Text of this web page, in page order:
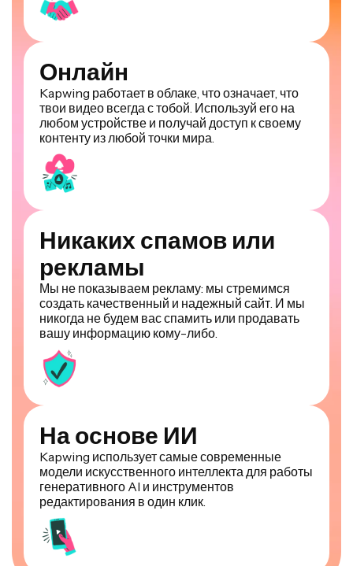
Онлайн
Kapwing работает в облаке, что означает, что
твои видео всегда с тобой. Используй его на
любом устройстве и получай доступ к своему
контенту из любой точки мира.
Никаких спамов или
рекламы
Мы не показываем рекламу: мы стремимся
создать качественный и надежный сайт. И мы
никогда не будем вас спамить или продавать
вашу информацию кому-либо.
На основе ИИ
Kapwing использует самые современные
модели искусственного интеллекта для работы
генеративного AI и инструментов
редактирования в один клик.